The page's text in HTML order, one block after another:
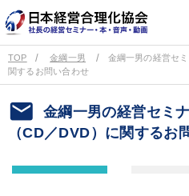
TOP 金綱一男
金綱一男の経営セ
関するお問い合わせ
email
金綱一男の経営セミ
（CD／DVD）に関するお